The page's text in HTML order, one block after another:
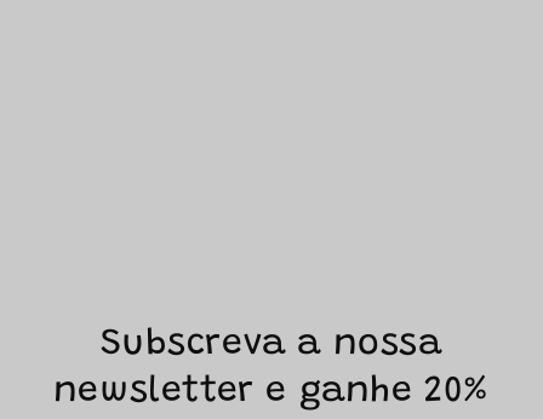
Subscreva a nossa
newsletter e ganhe 20%